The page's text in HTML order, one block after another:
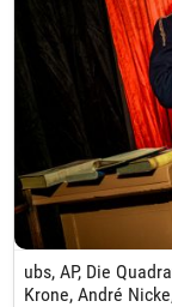
ubs, AP, Die
Krone, André